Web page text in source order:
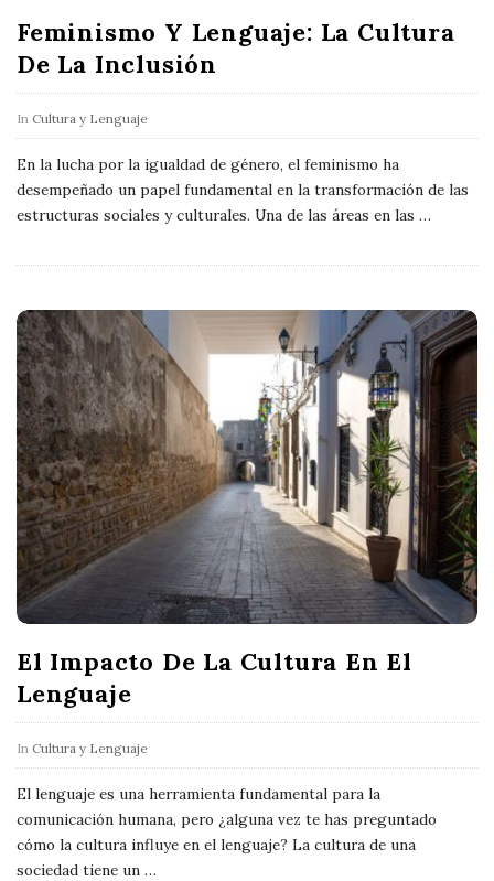
Feminismo Y Lenguaje: La Cultura
De La Inclusión
In Cultura y Lenguaje
En la lucha por la igualdad de género, el feminismo ha
desempeñado un papel fundamental en la transformación de las
estructuras sociales y culturales. Una de las áreas en las …
El Impacto De La Cultura En El
Lenguaje
In Cultura y Lenguaje
El lenguaje es una herramienta fundamental para la
comunicación humana, pero ¿alguna vez te has preguntado
cómo la cultura influye en el lenguaje? La cultura de una
sociedad tiene un …